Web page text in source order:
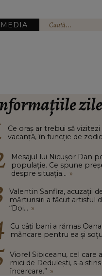
Ce oraș ar trebui să
vacanță, în funcție de zodie
Mesajul lui Nicușor Dan
populație. Ce spune
despre situația... »
Valentin Sanfira, acuzații
mărturisiri a făcut artistul
“Doi... »
Cu câți bani a rămas
mâncare pentru ea și
Viorel Sibiceanu, cel care
mici de Dedulești, s-a stins
încercare.” »